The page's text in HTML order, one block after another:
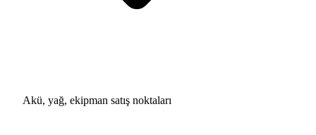
Akü, yağ, ekipman satış noktaları